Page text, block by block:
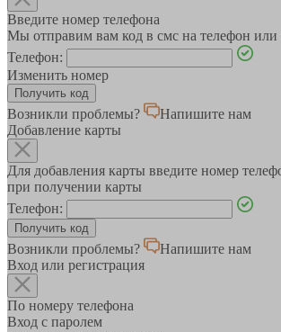
Введите номер телефона
Мы отправим вам код в смс на телефон
Телефон:
Изменить номер
Возникли проблемы?
Напишите нам
Добавление карты
Для добавления карты введите номер
при получении карты
Телефон:
Возникли проблемы?
Напишите нам
Вход или регистрация
По номеру телефона
Вход с паролем